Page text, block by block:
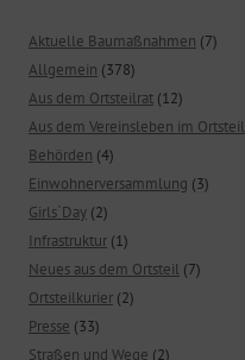
Aktuelle Baumaßnahmen (7)
Allgemein (378)
Aus dem Ortsteilrat (12)
Aus dem Vereinsleben im Ortsteil
Behörden (4)
Einwohnerversammlung (3)
Girls`Day (2)
Infrastruktur (1)
Neues aus dem Ortsteil (7)
Ortsteilkurier (2)
Presse (33)
Straßen und Wege (2)